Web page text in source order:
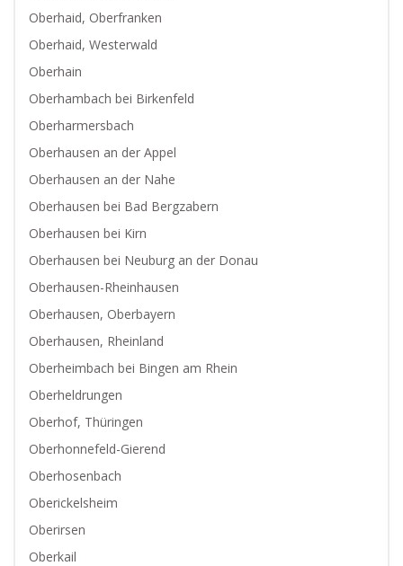
Oberhaid, Oberfranken
Oberhaid, Westerwald
Oberhain
Oberhambach bei Birkenfeld
Oberharmersbach
Oberhausen an der Appel
Oberhausen an der Nahe
Oberhausen bei Bad Bergzabern
Oberhausen bei Kirn
Oberhausen bei Neuburg an der Donau
Oberhausen-Rheinhausen
Oberhausen, Oberbayern
Oberhausen, Rheinland
Oberheimbach bei Bingen am Rhein
Oberheldrungen
Oberhof, Thüringen
Oberhonnefeld-Gierend
Oberhosenbach
Oberickelsheim
Oberirsen
Oberkail